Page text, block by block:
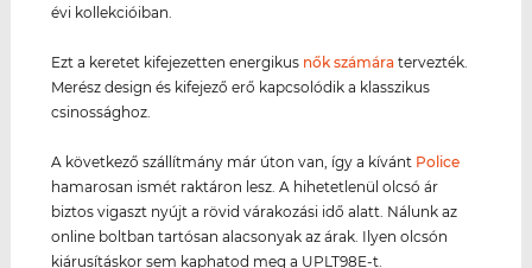
évi kollekcióiban.
Ezt a keretet kifejezetten energikus nők számára tervezték.
Merész design és kifejező erő kapcsolódik a klasszikus
csinossághoz.
A következő szállítmány már úton van, így a kívánt Police
hamarosan ismét raktáron lesz. A hihetetlenül olcsó ár
biztos vigaszt nyújt a rövid várakozási idő alatt. Nálunk az
online boltban tartósan alacsonyak az árak. Ilyen olcsón
kiárusításkor sem kaphatod meg a UPLT98E-t.